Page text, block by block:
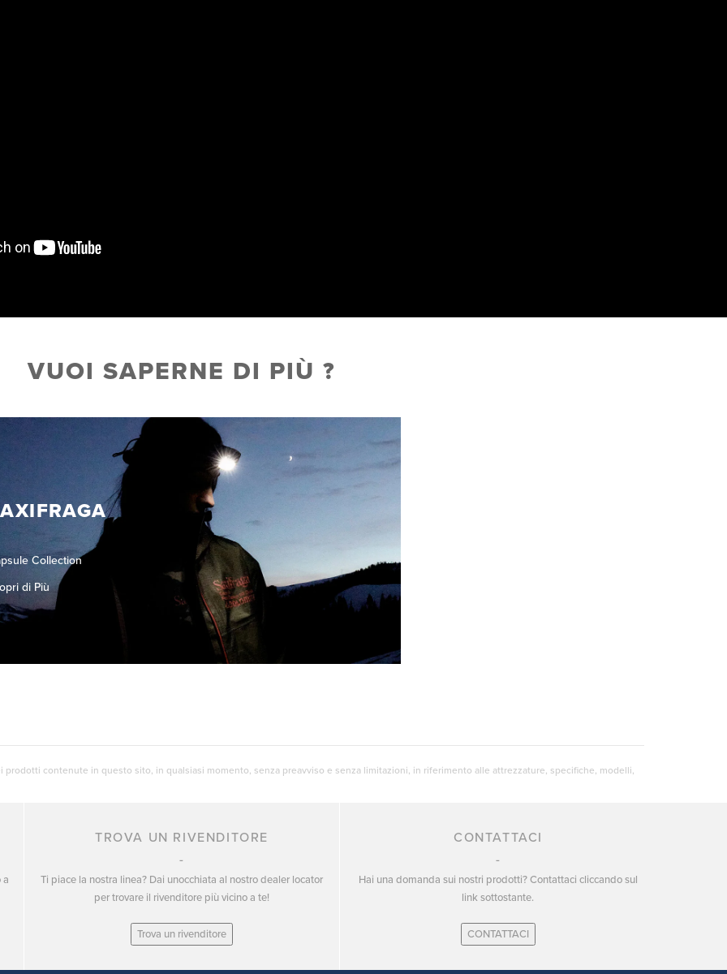
VUOI SAPERNE DI PIÙ ?
Collection
di Più
contenute in questo sito, in qualsiasi momento, senza preavviso e senza limitazioni, in riferimento alle attrezzature, specifiche, modelli,
a
TROVA UN RIVENDITORE
Ti piace la nostra linea? Dai unocchiata al nostro dealer locator
per trovare il rivenditore più vicino a te!
Trova un rivenditore
CONTATTACI
Hai una domanda sui nostri prodotti? Contattaci cliccando sul
link sottostante.
CONTATTACI